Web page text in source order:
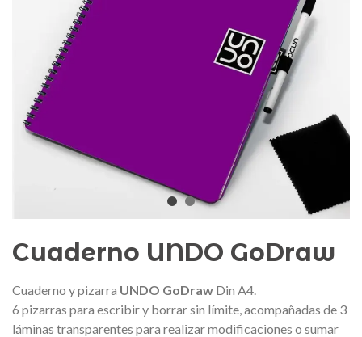
Cuaderno UNDO GoDraw
Cuaderno y pizarra UNDO GoDraw Din A4.
6 pizarras para escribir y borrar sin límite, acompañadas de 3
láminas transparentes para realizar modificaciones o sumar
conmemorativa Gaudí 2026
Añadir al carrito
Mochila Stivibags
149,00 €